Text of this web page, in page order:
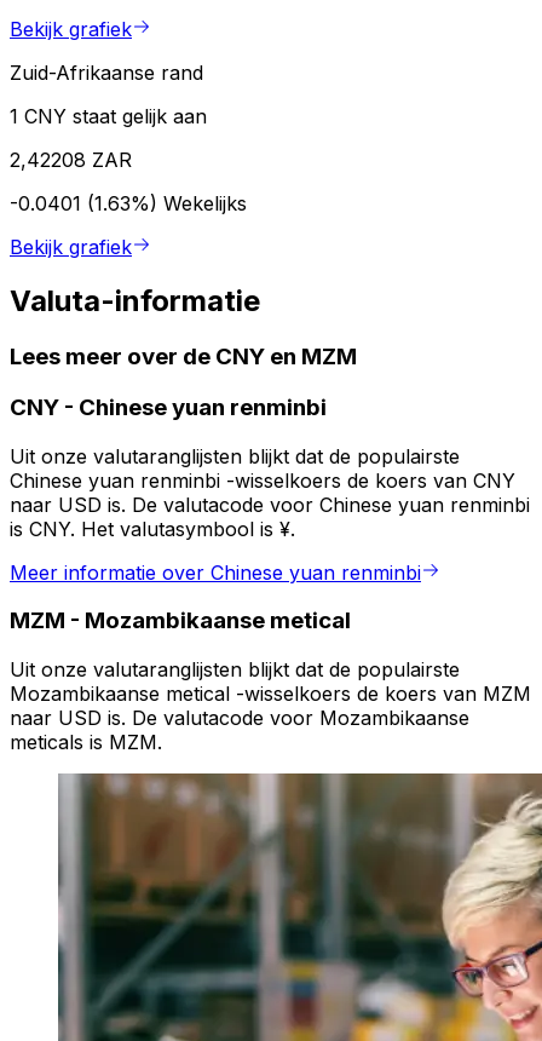
Bekijk grafiek
Zuid-Afrikaanse rand
1 CNY staat gelijk aan
2,42208 ZAR
-0.0401 (1.63%) Wekelijks
Bekijk grafiek
Valuta-informatie
Lees meer over de CNY en MZM
CNY - Chinese yuan renminbi
Uit onze valutaranglijsten blijkt dat de populairste
Chinese yuan renminbi -wisselkoers de koers van CNY
naar USD is. De valutacode voor Chinese yuan renminbi
is CNY. Het valutasymbool is ¥.
Meer informatie over Chinese yuan renminbi
MZM - Mozambikaanse metical
Uit onze valutaranglijsten blijkt dat de populairste
Mozambikaanse metical -wisselkoers de koers van MZM
naar USD is. De valutacode voor Mozambikaanse
meticals is MZM.